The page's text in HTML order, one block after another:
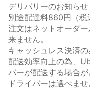
デリバリーのお知らせ
別途配達料860円（税
注文はネットオーダ
来ません。
キャッシュレス決済
配送効率向上の為、
バーが配送する場合が
ドライバーは選べま